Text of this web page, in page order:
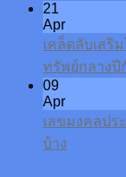
21
Apr
เคล็ดลับเสริ
ทรัพย์กลางปี
09
Apr
เลขมงคลปร
บ้าง